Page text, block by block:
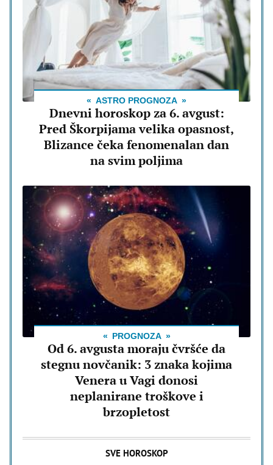
ASTRO PROGNOZA
Dnevni horoskop za 6. avgust:
Pred Škorpijama velika opasnost,
Blizance čeka fenomenalan dan
na svim poljima
PROGNOZA
Od 6. avgusta moraju čvršće da
stegnu novčanik: 3 znaka kojima
Venera u Vagi donosi
neplanirane troškove i
brzopletost
SVE HOROSKOP